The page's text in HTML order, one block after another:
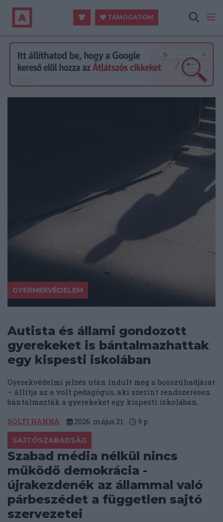
TÁMOGATOM
GYERMEKVÉDELEM
Autista és állami gondozott
gyerekeket is bántalmazhattak
egy kispesti iskolában
Gyerekvédelmi jelzés után indult meg a bosszúhadjárat
– állítja az a volt pedagógus, aki szerint rendszeresen
bántalmazták a gyerekeket egy kispesti iskolában.
SOLTI HANNA 2026. május 21. 9 p
SAJTÓSZABADSÁG
Szabad média nélkül nincs
működő demokrácia -
újrakezdenék az állammal való
párbeszédet a független sajtó
szervezetei